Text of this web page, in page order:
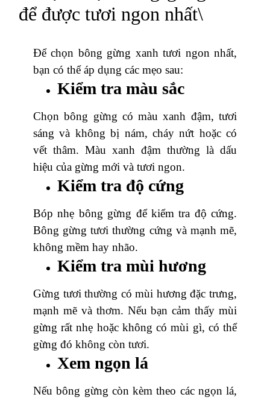
để được tươi ngon nhất\
Để chọn bông gừng xanh tươi ngon nhất,
bạn có thể áp dụng các mẹo sau:
Kiểm tra màu sắc
Chọn bông gừng có màu xanh đậm, tươi
sáng và không bị nám, cháy nứt hoặc có
vết thâm. Màu xanh đậm thường là dấu
hiệu của gừng mới và tươi ngon.
Kiểm tra độ cứng
Bóp nhẹ bông gừng để kiểm tra độ cứng.
Bông gừng tươi thường cứng và mạnh mẽ,
không mềm hay nhão.
Kiểm tra mùi hương
Gừng tươi thường có mùi hương đặc trưng,
mạnh mẽ và thơm. Nếu bạn cảm thấy mùi
gừng rất nhẹ hoặc không có mùi gì, có thể
gừng đó không còn tươi.
Xem ngọn lá
Nếu bông gừng còn kèm theo các ngọn lá,